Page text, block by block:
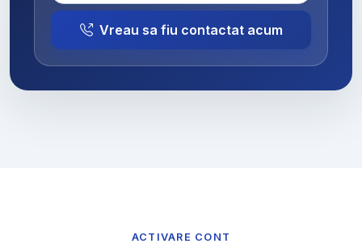
Vreau sa fiu contactat acum
ACTIVARE CONT